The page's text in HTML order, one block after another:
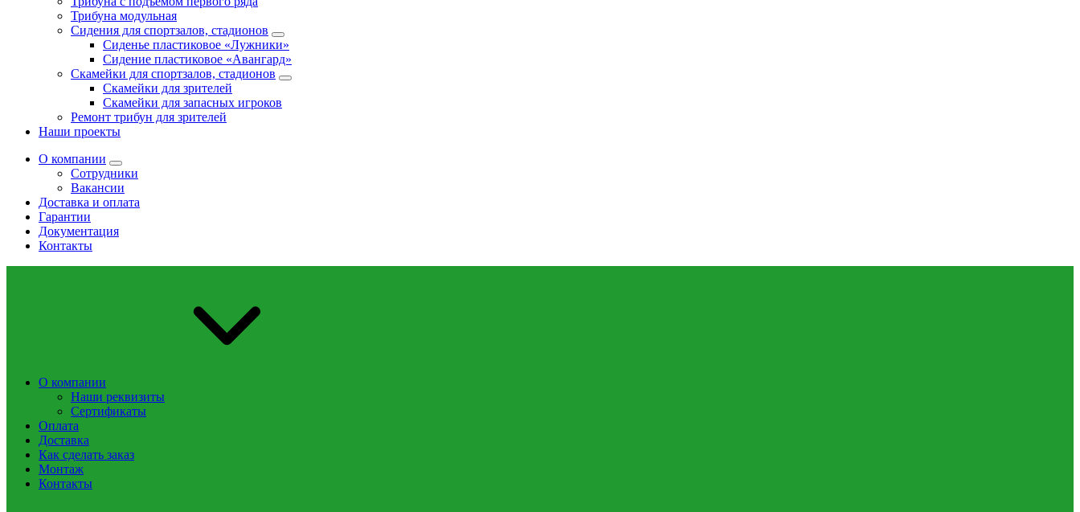
Трибуна модульная
Сидения для спортзалов, стадионов
Сиденье пластиковое «Лужники»
Сидение пластиковое «Авангард»
Скамейки для спортзалов, стадионов
Скамейки для зрителей
Скамейки для запасных игроков
Ремонт трибун для зрителей
Наши проекты
О компании
Сотрудники
Вакансии
Доставка и оплата
Гарантии
Документация
Контакты
О компании
Наши реквизиты
Сертификаты
Оплата
Доставка
Как сделать заказ
Монтаж
Контакты